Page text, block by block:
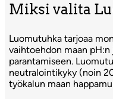
Miksi valita
Luomutuhka tarjoaa
vaihtoehdon maan
parantamiseen.
neutralointikyky (noin
työkalun maan